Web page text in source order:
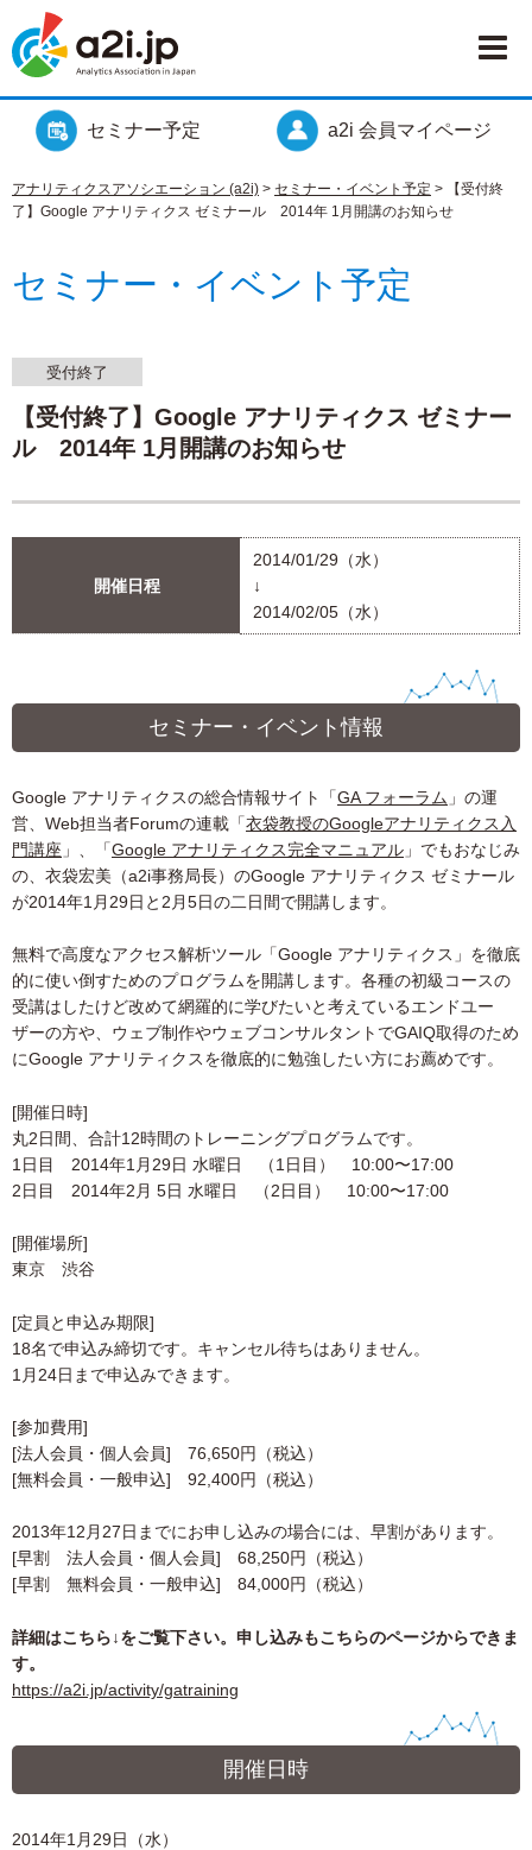
セミナー予定 a2i 会員マイページ
アナリティクスアソシエーション (a2i) > セミナー・イベント予定 >
【受付終
了】Google アナリティクス ゼミナール 2014年 1月開講のお知らせ
セミナー・イベント予定
受付終了
【受付終了】Google アナリティクス ゼミナー
ル 2014年 1月開講のお知らせ
開催日程
2014/01/29（水）
↓
2014/02/05（水）
セミナー・イベント情報
Google アナリティクスの総合情報サイト「GA フォーラム 」の運
営、Web担当者Forumの連載「衣袋教授のGoogleアナリティクス入
門講座 」、「Google アナリティクス完全マニュアル 」でもおなじみ
の、衣袋宏美（a2i事務局長）のGoogle アナリティクス ゼミナール
が2014年1月29日と2月5日の二日間で開講します。
無料で高度なアクセス解析ツール「Google アナリティクス」を徹底
的に使い倒すためのプログラムを開講します。各種の初級コースの
受講はしたけど改めて網羅的に学びたいと考えているエンドユー
ザーの方や、ウェブ制作やウェブコンサルタントでGAIQ取得のため
にGoogle アナリティクスを徹底的に勉強したい方にお薦めです。
[開催日時]
丸2日間、合計12時間のトレーニングプログラムです。
1日目 2014年1月29日 水曜日 （1日目） 10:00〜17:00
2日目 2014年2月 5日 水曜日 （2日目） 10:00〜17:00
[開催場所]
東京 渋谷
[定員と申込み期限]
18名で申込み締切です。キャンセル待ちはありません。
1月24日まで申込みできます。
[参加費用]
[法人会員・個人会員] 76,650円（税込）
[無料会員・一般申込] 92,400円（税込）
2013年12月27日までにお申し込みの場合には、早割があります。
[早割 法人会員・個人会員] 68,250円（税込）
[早割 無料会員・一般申込] 84,000円（税込）
詳細はこちら↓をご覧下さい。申し込みもこちらのページからできま
す。
https://a2i.jp/activity/gatraining
開催日時
2014年1月29日（水）